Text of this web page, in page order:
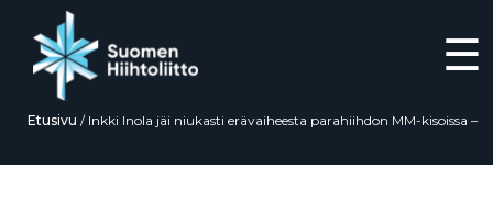
☰
Etusivu / Inkki Inola jäi niukasti erävaiheesta parahiihdon MM-kisoissa –